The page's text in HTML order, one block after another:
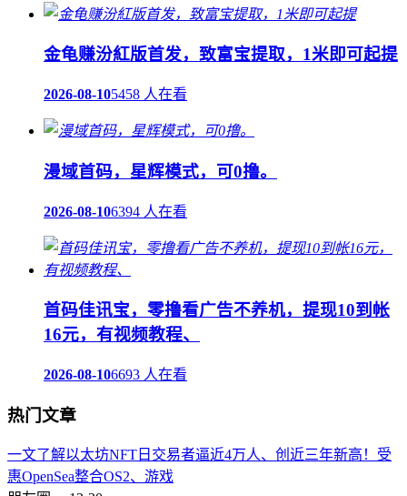
金龟赚汾紅版首发，致富宝提取，1米即可起提
2026-08-105458 人在看
漫域首码，星辉模式，可0撸。
2026-08-106394 人在看
首码佳讯宝，零撸看广告不养机，提现10到帐
16元，有视频教程、
2026-08-106693 人在看
热门文章
一文了解以太坊NFT日交易者逼近4万人、创近三年新高！受
惠OpenSea整合OS2、游戏